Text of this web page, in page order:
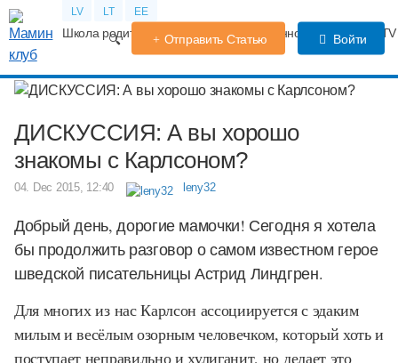
LV LT EE
Школа родителей Календарь беременности Форум
Отправить Статью Войти
ДИСКУССИЯ: А вы хорошо
знакомы с Карлсоном?
04. Dec 2015, 12:40 leny32
Добрый день, дорогие мамочки! Сегодня я хотела
бы продолжить разговор о самом известном герое
шведской писательницы Астрид Линдгрен.
Для многих из нас Карлсон ассоциируется с эдаким
милым и весёлым озорным человечком, который хоть и
поступает неправильно и хулиганит, но делает это